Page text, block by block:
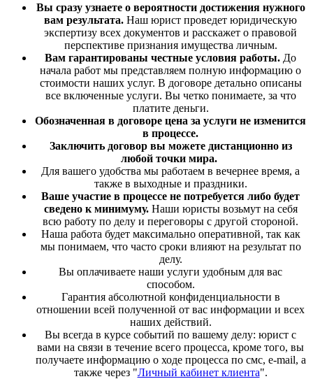
Вы сразу узнаете о вероятности достижения нужного
вам результата. Наш юрист проведет юридическую
экспертизу всех документов и расскажет о правовой
перспективе признания имущества личным.
Вам гарантированы честные условия работы. До
начала работ мы представляем полную информацию о
стоимости наших услуг. В договоре детально описаны
все включенные услуги. Вы четко понимаете, за что
платите деньги.
Обозначенная в договоре цена за услуги не изменится
в процессе.
Заключить договор вы можете дистанционно из
любой точки мира.
Для вашего удобства мы работаем в вечернее время, а
также в выходные и праздники.
Ваше участие в процессе не потребуется либо будет
сведено к минимуму.Наши юристы возьмут на себя
всю работу по делу и переговоры с другой стороной.
Наша работа будет максимально оперативной, так как
мы понимаем, что часто сроки влияют на результат по
делу.
Вы оплачиваете наши услуги удобным для вас
способом.
Гарантия абсолютной конфиденциальности в
отношении всей полученной от вас информации и всех
наших действий.
Вы всегда в курсе событий по вашему делу: юрист с
вами на связи в течение всего процесса, кроме того, вы
получаете информацию о ходе процесса по смс, e-mail, а
также через "Личный кабинет клиента".